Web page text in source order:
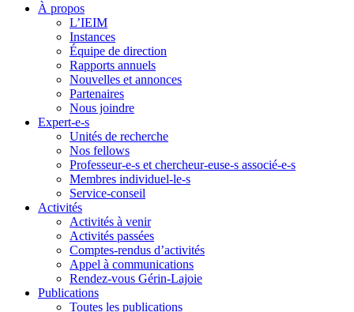
À propos
L’IEIM
Instances
Équipe de direction
Rapports annuels
Nouvelles et annonces
Partenaires
Nous joindre
Expert-e-s
Unités de recherche
Nos fellows
Professeur-e-s et chercheur-euse-s associé-e-s
Membres individuel-le-s
Service-conseil
Activités
Activités à venir
Activités passées
Comptes-rendus d’activités
Appel à communications
Rendez-vous Gérin-Lajoie
Publications
Toutes les publications